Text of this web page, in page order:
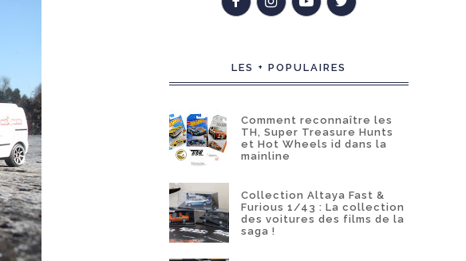
LES + POPULAIRES
Comment reconnaître les
TH, Super Treasure Hunts
et Hot Wheels id dans la
mainline
Collection Altaya Fast &
Furious 1/43 : La collection
des voitures des films de la
saga !